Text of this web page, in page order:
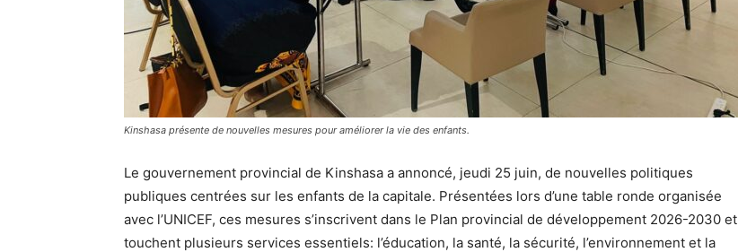
Kinshasa présente de nouvelles mesures pour améliorer la vie des enfants.
Le gouvernement provincial de Kinshasa a annoncé, jeudi 25 juin, de nouvelles politiques
publiques centrées sur les enfants de la capitale. Présentées lors d’une table ronde organisée
avec l’UNICEF, ces mesures s’inscrivent dans le Plan provincial de développement 2026-2030 et
touchent plusieurs services essentiels: l’éducation, la santé, la sécurité, l’environnement et la